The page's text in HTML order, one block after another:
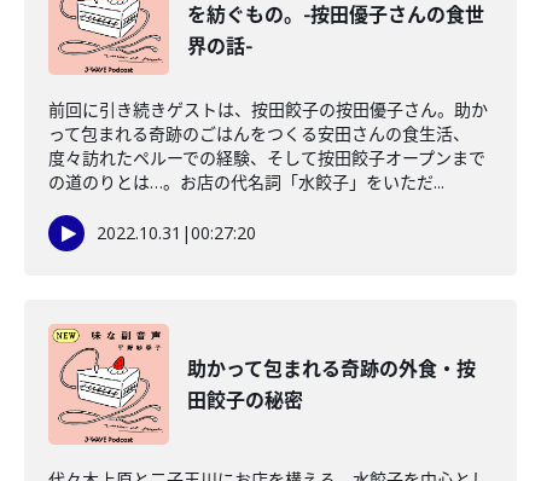
を紡ぐもの。-按田優子さんの食世
界の話-
前回に引き続きゲストは、按田餃子の按田優子さん。助か
って包まれる奇跡のごはんをつくる安田さんの食生活、
度々訪れたペルーでの経験、そして按田餃子オープンまで
の道のりとは…。お店の代名詞「水餃子」をいただ...
2022.10.31 |00:27:20
助かって包まれる奇跡の外食・按
田餃子の秘密